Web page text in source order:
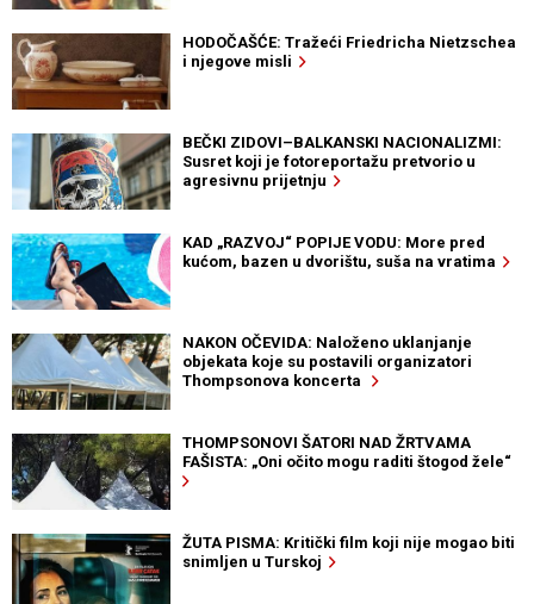
HODOČAŠĆE: Tražeći Friedricha Nietzschea
i njegove misli
BEČKI ZIDOVI–BALKANSKI NACIONALIZMI:
Susret koji je fotoreportažu pretvorio u
agresivnu prijetnju
KAD „RAZVOJ“ POPIJE VODU: More pred
kućom, bazen u dvorištu, suša na vratima
NAKON OČEVIDA: Naloženo uklanjanje
objekata koje su postavili organizatori
Thompsonova koncerta
THOMPSONOVI ŠATORI NAD ŽRTVAMA
FAŠISTA: „Oni očito mogu raditi štogod žele“
ŽUTA PISMA: Kritički film koji nije mogao biti
snimljen u Turskoj